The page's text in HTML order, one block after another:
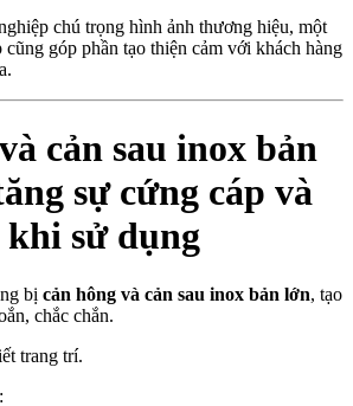
chú trọng hình ảnh thương hiệu, một
cũng góp phần tạo thiện cảm với khách hàng
cản sau inox bản
sự cứng cáp và
sử dụng
bị cản hông và cản sau inox bản lớn, tạo
chắc chắn.
trang trí.